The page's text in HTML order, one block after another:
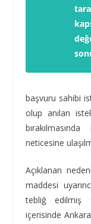
başvuru sahibi
olup anılan
neticesine
Açıklanan
maddesi
tebliğ edilmiş
içerisinde